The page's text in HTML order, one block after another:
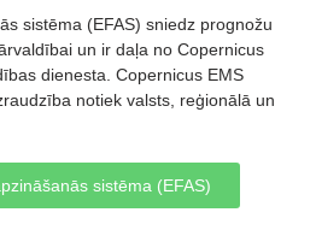
sistēma (EFAS) sniedz prognožu
un ir daļa no Copernicus
dienesta. Copernicus EMS
notiek valsts, reģionālā un
sistēma (EFAS)